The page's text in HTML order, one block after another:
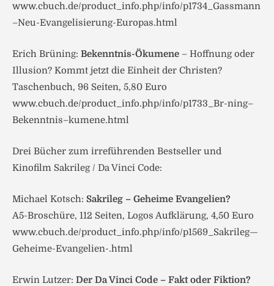
www.cbuch.de/product_info.php/info/p1734_Gassmann
–Neu-Evangelisierung-Europas.html
Erich Brüning: Bekenntnis-Ökumene – Hoffnung oder
Illusion? Kommt jetzt die Einheit der Christen?
Taschenbuch, 96 Seiten, 5,80 Euro
www.cbuch.de/product_info.php/info/p1733_Br-ning–
Bekenntnis–kumene.html
Drei Bücher zum irreführenden Bestseller und
Kinofilm Sakrileg / Da Vinci Code:
Michael Kotsch: Sakrileg – Geheime Evangelien?
A5-Broschüre, 112 Seiten, Logos Aufklärung, 4,50 Euro
www.cbuch.de/product_info.php/info/p1569_Sakrileg—
Geheime-Evangelien-.html
Erwin Lutzer: Der Da Vinci Code – Fakt oder Fiktion?